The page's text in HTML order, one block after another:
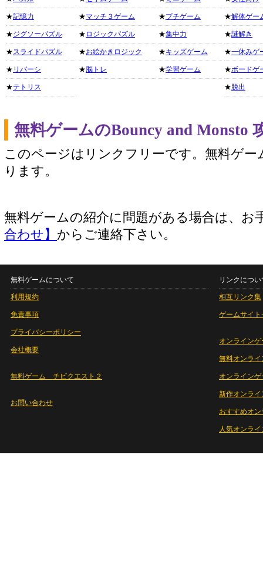
★記憶力
★ジグソーパズル
★スライドパズル
★ リバーシ
★テトリス
★マッチ３ゲーム
★ ロジックパズル
★お絵かきロジック
★脳トレ
★プチゲーム
★集中力
★キッズゲーム
★学習ゲーム
★解体ゲー
★謎解き
★一休みゲ
★ボードゲ
★ 脱出
無料ゲームのBouncy and Monsto
このページはリンクフリーです。無料ゲー
ります。
無料ゲームの紹介に問題がある場合は、お
合わせ】 からご連絡下さい。
無料ゲームについて
利用規約
免責事項
プライバシーポリシー
会社概要
無料ゲーム チビクエスト２
お問い合わせ
リンクについ
相互リンク集
ゲームサイト
オンラインゲ
無料オンライ
オンライン
新作オンライ
おすすめオ
人気オンラ